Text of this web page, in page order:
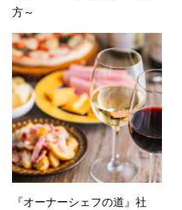
方～
『オーナーシェフの道』社